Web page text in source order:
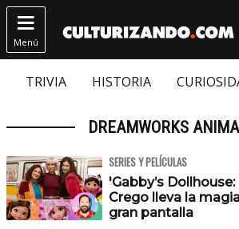

Menú
TRIVIA HISTORIA
DREAMWORKS
SERIES Y PELÍCULAS
'Gabby’s
Crego lleva la
gran pantalla